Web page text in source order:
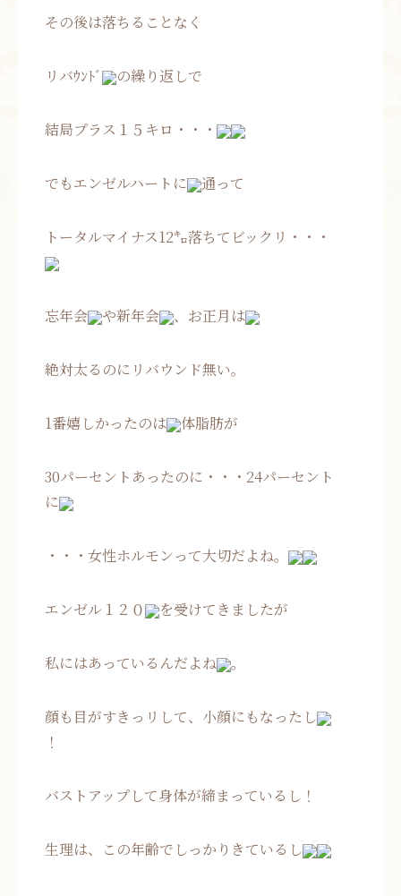
その後は落ちることなく
リバｳﾝﾄﾞ の繰り返しで
結局プラス１５キロ・・・
でもエンゼルハートに 通って
トータルマイナス12㌔落ちてビックリ・・・
忘年会 や新年会 、お正月は
絶対太るのにリバウンド無い。
1番嬉しかったのは 体脂肪が
30パーセントあったのに・・・24パーセント
に
・・・女性ホルモンって大切だよね。
エンゼル１２０ を受けてきましたが
私にはあっているんだよね 。
顔も目がすきっリして、小顔にもなったし
！
バストアップして身体が締まっているし！
生理は、この年齢でしっかりきているし